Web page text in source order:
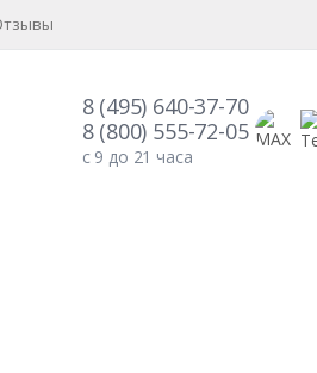
8 (495) 640-37-70
8 (800) 555-72-05
с 9 до 21 часа